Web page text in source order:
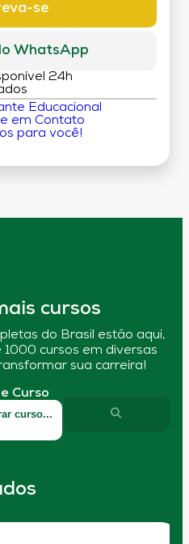
se
WhatsApp
24h
Educacional
em Contato
para você!
cursos
do Brasil estão aqui,
cursos em diversas
sua carreira!
Curso